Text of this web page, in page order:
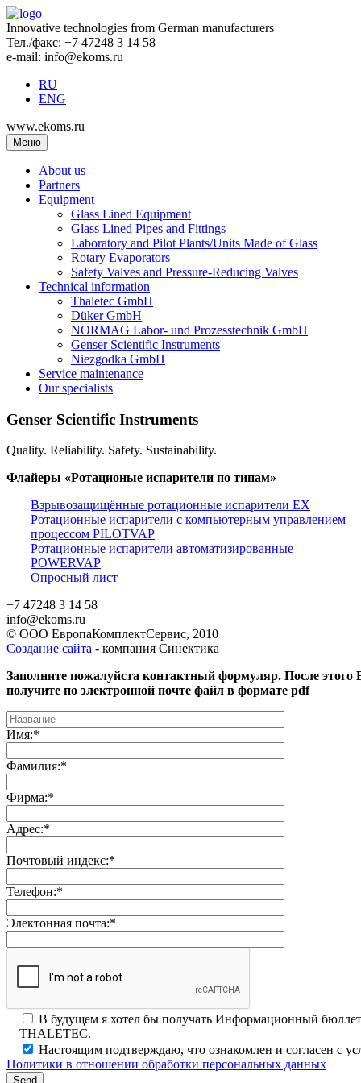
Innovative technologies from German manufacturers
Тел./факс: +7 47248 3 14 58
e-mail: info@ekoms.ru
RU
ENG
www.ekoms.ru
Меню
About us
Partners
Equipment
Glass Lined Equipment
Glass Lined Pipes and Fittings
Laboratory and Pilot Plants/Units Made of Glass
Rotary Evaporators
Safety Valves and Pressure-Reducing Valves
Technical information
Thaletec GmbH
Düker GmbH
NORMAG Labor- und Prozesstechnik GmbH
Genser Scientific Instruments
Niezgodka GmbH
Service maintenance
Our specialists
Genser Scientific Instruments
Quality. Reliability. Safety. Sustainability.
Флайеры «Ротационые испарители по типам»
Взрывозащищённые ротационные испарители EX
Ротационные испарители с компьютерным управлением
процессом PILOTVAP
Ротационные испарители автоматизированные
POWERVAP
Опросный лист
+7 47248 3 14 58
info@ekoms.ru
© ООО ЕвропаКомплектСервис, 2010
Создание сайта - компания Синектика
Заполните пожалуйста контактный формуляр. После этого
получите по электронной почте файл в формате pdf
Имя:*
Фамилия:*
Фирма:*
Адрес:*
Почтовый индекс:*
Телефон:*
Электонная почта:*
В будущем я хотел бы получать Информационный
THALETEC.
Настоящим подтверждаю, что ознакомлен и согласен с
Политики в отношении обработки персональных данных